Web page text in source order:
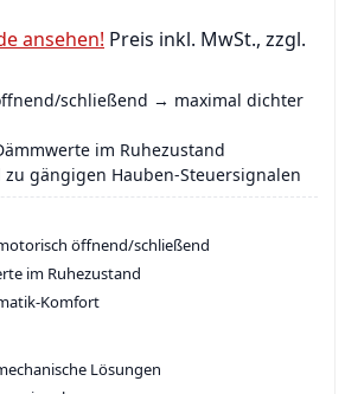
ansehen! Preis inkl. MwSt., zzgl.
schließend → maximal dichter
im Ruhezustand
zu gängigen Hauben-Steuersignalen
öffnend/schließend
im Ruhezustand
Lösungen